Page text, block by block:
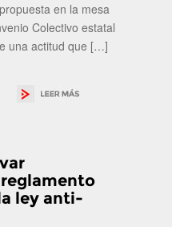
en la mesa
Colectivo estatal
una actitud que […]
ley anti-